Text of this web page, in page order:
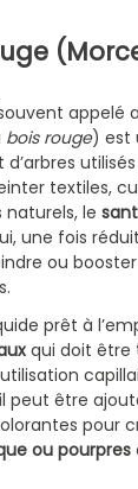
appelé
bois rouge) est
utilisés
textiles,
naturels, le
une fois
ou
prêt à
qui doit être
peut être
pour
ou pourpres